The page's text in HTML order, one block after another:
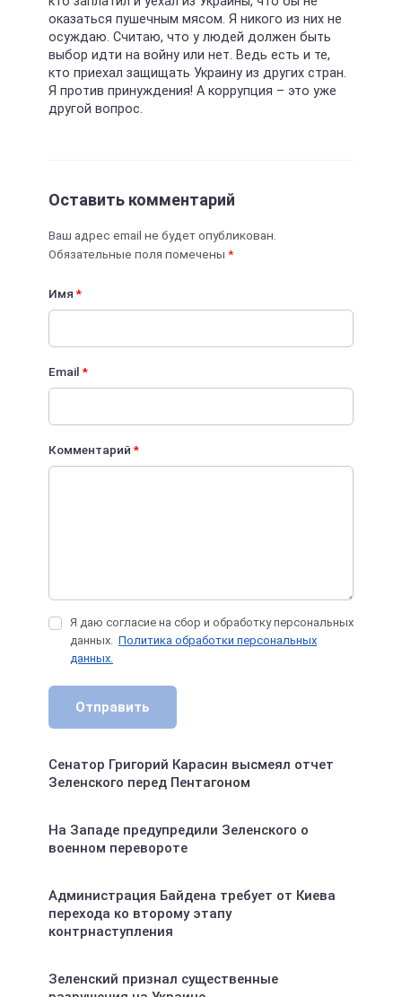
оказаться пушечным мясом. Я никого из них не
осуждаю. Считаю, что у людей должен быть
выбор идти на войну или нет. Ведь есть и те,
кто приехал защищать Украину из других стран.
Я против принуждения! А коррупция – это уже
другой вопрос.
Оставить комментарий
Ваш адрес email не будет опубликован.
Обязательные поля помечены *
Имя*
Email*
Комментарий*
Я даю согласие на сбор и обработку персональных
данных. Политика обработки персональных
данных.
Отправить
Сенатор Григорий Карасин высмеял отчет
Зеленского перед Пентагоном
На Западе предупредили Зеленского о
военном перевороте
Администрация Байдена требует от Киева
перехода ко второму этапу
контрнаступления
Зеленский признал существенные